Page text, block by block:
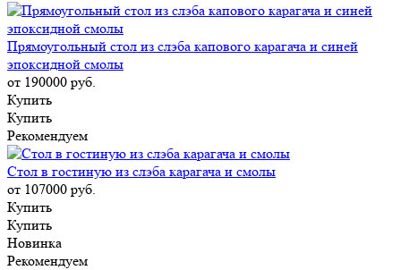
Прямоугольный стол из слэба капового карагача и синей
эпоксидной смолы
от 190000 руб.
Купить
Купить
Рекомендуем
Стол в гостиную из слэба карагача и смолы
от 107000 руб.
Купить
Купить
Новинка
Рекомендуем